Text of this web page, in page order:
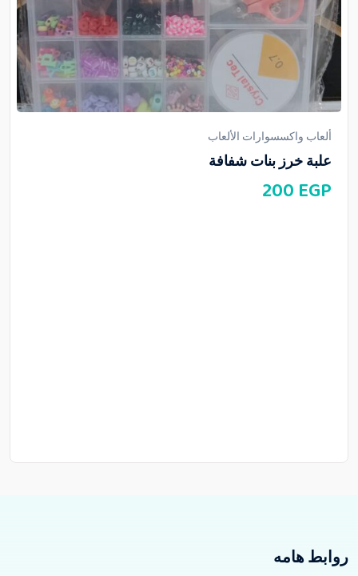
ألعاب واكسسوارات الألعاب
علبة خرز بنات شفافة
200 EGP
روابط هامه